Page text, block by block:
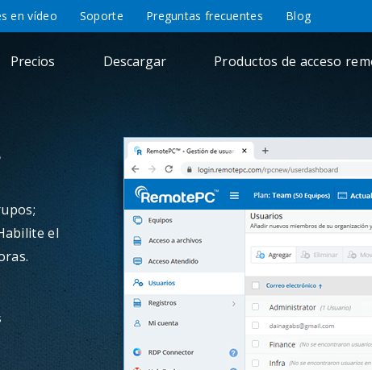
en vídeo Soporte Preguntas frecuentes Blog
Precios Descargar Productos de acceso
el